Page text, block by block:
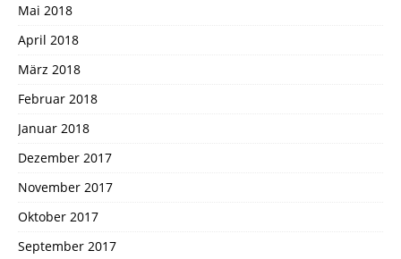
Mai 2018
April 2018
März 2018
Februar 2018
Januar 2018
Dezember 2017
November 2017
Oktober 2017
September 2017